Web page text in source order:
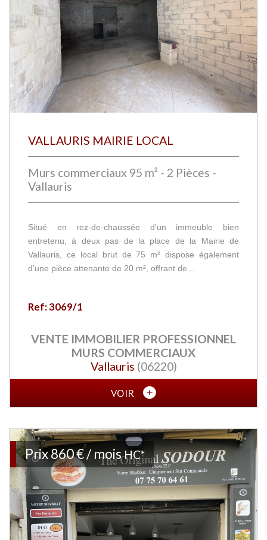
VALLAURIS MAIRIE LOCAL
Murs commerciaux 95 m² - 2 Pièces -
Vallauris
Situé en rez-de-chaussée d’un immeuble bien
entretenu, à deux pas de la place de la Mairie de
Vallauris, ce local brut de 75 m² dispose également
d’une pièce attenante de 20 m², offrant de...
Ref: 3069/1
VENTE IMMOBILIER PROFESSIONNEL
MURS COMMERCIAUX
Vallauris (06220)
VOIR
Prix860 € / moisHC*